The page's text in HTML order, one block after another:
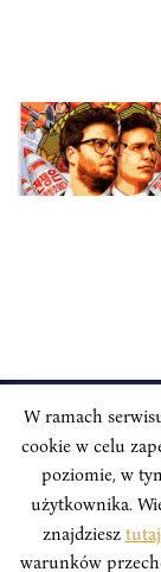
Adres
W ramach
cookie w celu
poziomie, w
użytkownika.
znajdziesz tutaj
warunków